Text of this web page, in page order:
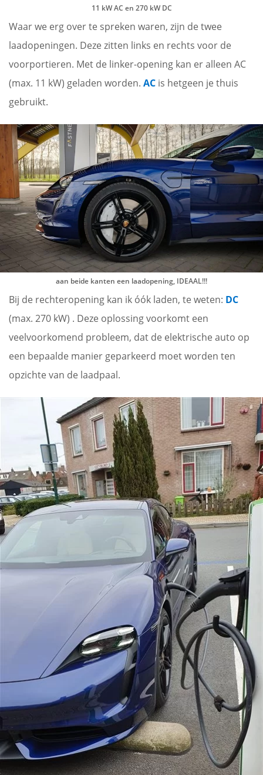
11 kW AC en 270 kW DC
Waar we erg over te spreken waren, zijn de twee
laadopeningen. Deze zitten links en rechts voor de
voorportieren. Met de linker-opening kan er alleen AC
(max. 11 kW) geladen worden. AC is hetgeen je thuis
gebruikt.
aan beide kanten een laadopening, IDEAAL!!!
Bij de rechteropening kan ik óók laden, te weten: DC
(max. 270 kW) . Deze oplossing voorkomt een
veelvoorkomend probleem, dat de elektrische auto op
een bepaalde manier geparkeerd moet worden ten
opzichte van de laadpaal.